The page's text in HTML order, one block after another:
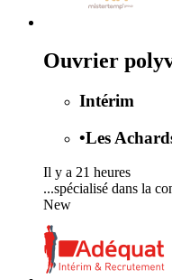
Ouvrier
Intérim
•Les
Il y a 21 heures
...spécialisé dans la
New